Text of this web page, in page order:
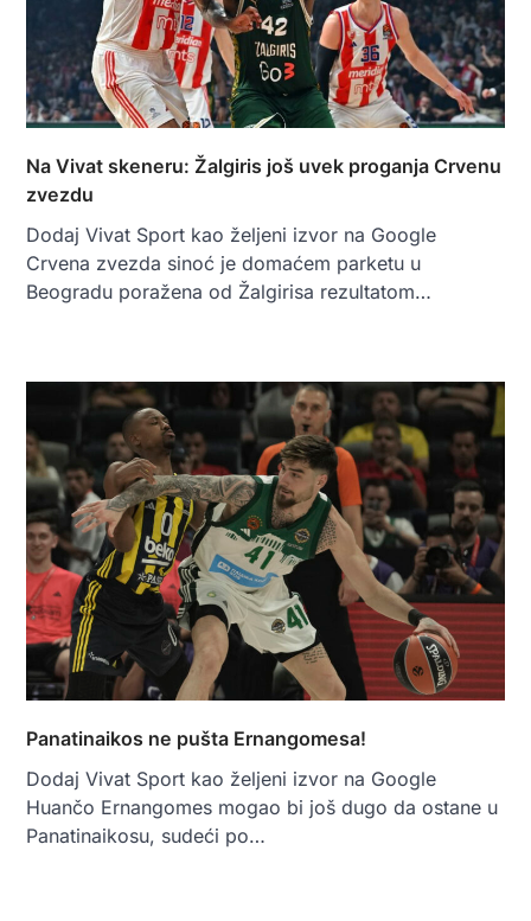
Na Vivat skeneru: Žalgiris još uvek proganja Crvenu
zvezdu
Dodaj Vivat Sport kao željeni izvor na Google
Crvena zvezda sinoć je domaćem parketu u
Beogradu poražena od Žalgirisa rezultatom…
Panatinaikos ne pušta Ernangomesa!
Dodaj Vivat Sport kao željeni izvor na Google
Huančo Ernangomes mogao bi još dugo da ostane u
Panatinaikosu, sudeći po…